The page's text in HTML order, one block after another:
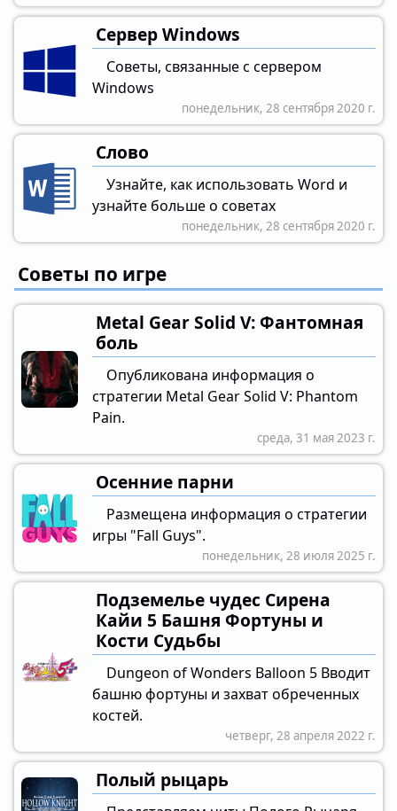
Сервер Windows
Советы, связанные с сервером
Windows
понедельник, 28 сентября 2020 г.
Слово
Узнайте, как использовать Word и
узнайте больше о советах
понедельник, 28 сентября 2020 г.
Советы по игре
Metal Gear Solid V: Фантомная
боль
Опубликована информация о
стратегии Metal Gear Solid V: Phantom
Pain.
среда, 31 мая 2023 г.
Осенние парни
Размещена информация о стратегии
игры "Fall Guys".
понедельник, 28 июля 2025 г.
Подземелье чудес Сирена
Кайи 5 Башня Фортуны и
Кости Судьбы
Dungeon of Wonders Balloon 5 Вводит
башню фортуны и захват обреченных
костей.
четверг, 28 апреля 2022 г.
Полый рыцарь